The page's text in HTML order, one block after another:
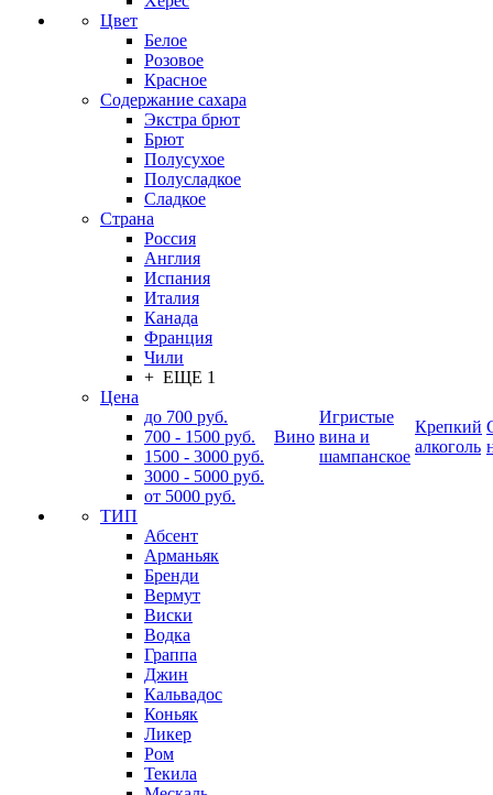
Цвет
Белое
Розовое
Красное
Содержание сахара
Экстра брют
Брют
Полусухое
Полусладкое
Сладкое
Страна
Россия
Англия
Испания
Италия
Канада
Франция
Чили
+ ЕЩЕ 1
Цена
до 700 руб.
700 - 1500 руб.
1500 - 3000 руб.
3000 - 5000 руб.
от 5000 руб.
ТИП
Абсент
Арманьяк
Бренди
Вермут
Виски
Водка
Граппа
Джин
Кальвадос
Коньяк
Ликер
Ром
Текила
Вино
Игристые
вина и
шампанское
Крепкий
алкоголь